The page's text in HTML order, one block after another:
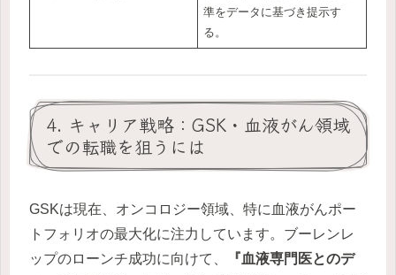
準をデータに基づき提示す
る。
4. キャリア戦略：GSK・血液がん領域
での転職を狙うには
GSKは現在、オンコロジー領域、特に血液がんポー
トフォリオの最大化に注力しています。ブーレンレ
ップのローンチ成功に向けて、
『血液専門医とのデ